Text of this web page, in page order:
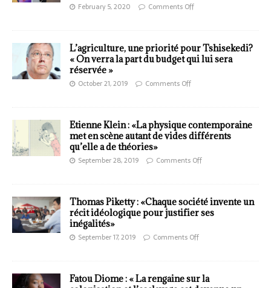
February 5, 2020 Comments Off
L’agriculture, une priorité pour Tshisekedi?
« On verra la part du budget qui lui sera
réservée »
October 21, 2019 Comments Off
Etienne Klein : «La physique contemporaine
met en scène autant de vides différents
qu’elle a de théories»
September 28, 2019 Comments Off
Thomas Piketty : «Chaque société invente un
récit idéologique pour justifier ses
inégalités»
September 17, 2019 Comments Off
Fatou Diome : « La rengaine sur la